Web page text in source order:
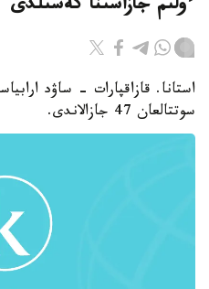
ءولىم جازاسىنا كەسىلدى
استانا. قازاقپارات - ساۋد
سوتتالعان 47 جازالاندى.